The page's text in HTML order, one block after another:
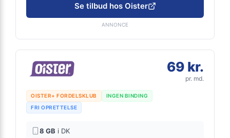
Se tilbud hos Oister
ANNONCE
69 kr.
pr. md.
OISTER+ FORDELSKLUB
INGEN BINDING
FRI OPRETTELSE
8 GB i DK